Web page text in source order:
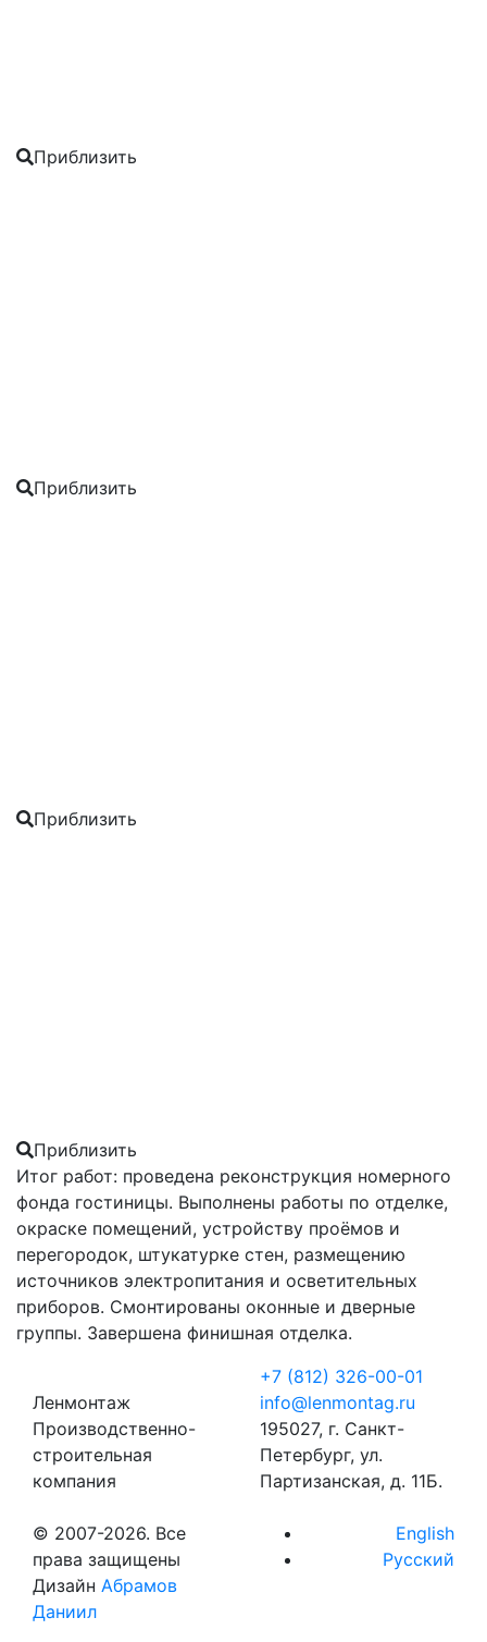
Приблизить
Приблизить
Приблизить
Приблизить
Итог работ: проведена реконструкция номерного
фонда гостиницы. Выполнены работы по отделке,
окраске помещений, устройству проёмов и
перегородок, штукатурке стен, размещению
источников электропитания и осветительных
приборов. Смонтированы оконные и дверные
группы. Завершена финишная отделка.
Ленмонтаж
Производственно-
строительная
компания
+7 (812) 326-00-01
info@lenmontag.ru
195027, г. Санкт-
Петербург, ул.
Партизанская, д. 11Б.
© 2007-2026. Все
права защищены
Дизайн Абрамов
Даниил
English
Русский